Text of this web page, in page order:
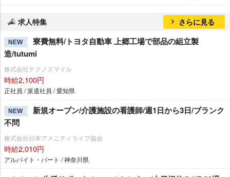
求人特集 さらに見る
NEW
寮費無料/トヨタ自動車 上郷工場で部品の組立製
造/tutumi
株式会社テクノスマイル
時給2,100円
正社員 / 派遣社員 / 愛知県
NEW
新規オープン/介護施設の看護師/週1日から3日/ブランク
不問
株式会社日本アメニティライフ協会
時給2,010円
アルバイト・パート / 神奈川県